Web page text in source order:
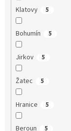
Klatovy 5
Bohumín 5
Jirkov 5
Žatec 5
Hranice 5
Beroun 5